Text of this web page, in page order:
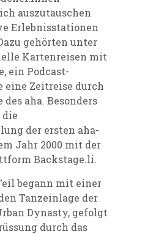
auszutauschen
Erlebnisstationen
gehörten unter
Kartenreisen mit
ein Podcast-
eine Zeitreise durch
aha. Besonders
die
der ersten aha-
Jahr 2000 mit der
Backstage.li.
begann mit einer
Tanzeinlage der
Dynasty, gefolgt
durch das